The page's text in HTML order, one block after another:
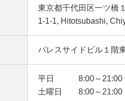
東京都千代田区一ツ橋
1-1-1, Hitotsubashi,
パレスサイドビル１階
平日
8:00～21:00
土曜日
8:00～21:00